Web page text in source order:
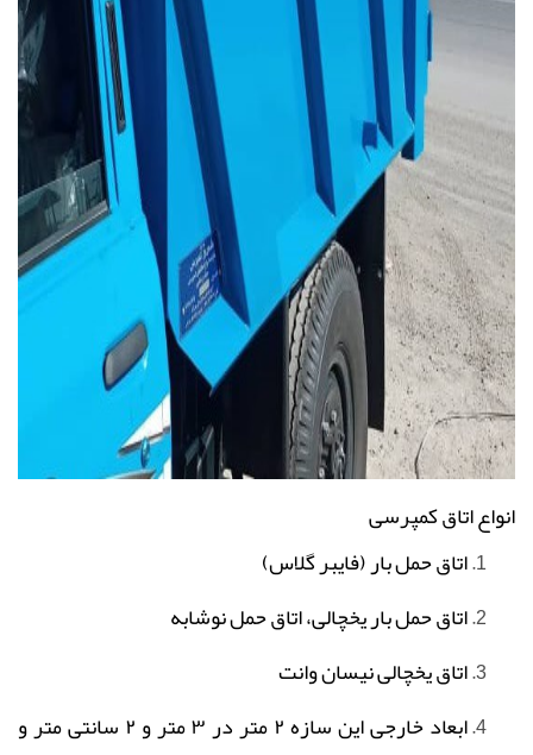
انواعاتاق کمپرسی
اتاق حمل بار (فایبر گلاس)
اتاق حمل بار یخچالی، اتاق حمل نوشابه
اتاق یخچالی نیسان وانت
ابعاد خارجی این سازه ۲ متر در ۳ متر و ۲ سانتی متر و